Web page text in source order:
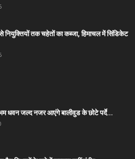
नियुक्तियों तक चहेतों का कब्जा, हिमाचल में सिंडिकेट
धवन जल्द नजर आएंगे बालीवुड के छोटे पर्दे...